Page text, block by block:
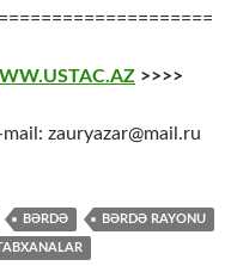
>>>>
zauryazar@mail.ru
BƏRDƏ BƏRDƏ RAYONU